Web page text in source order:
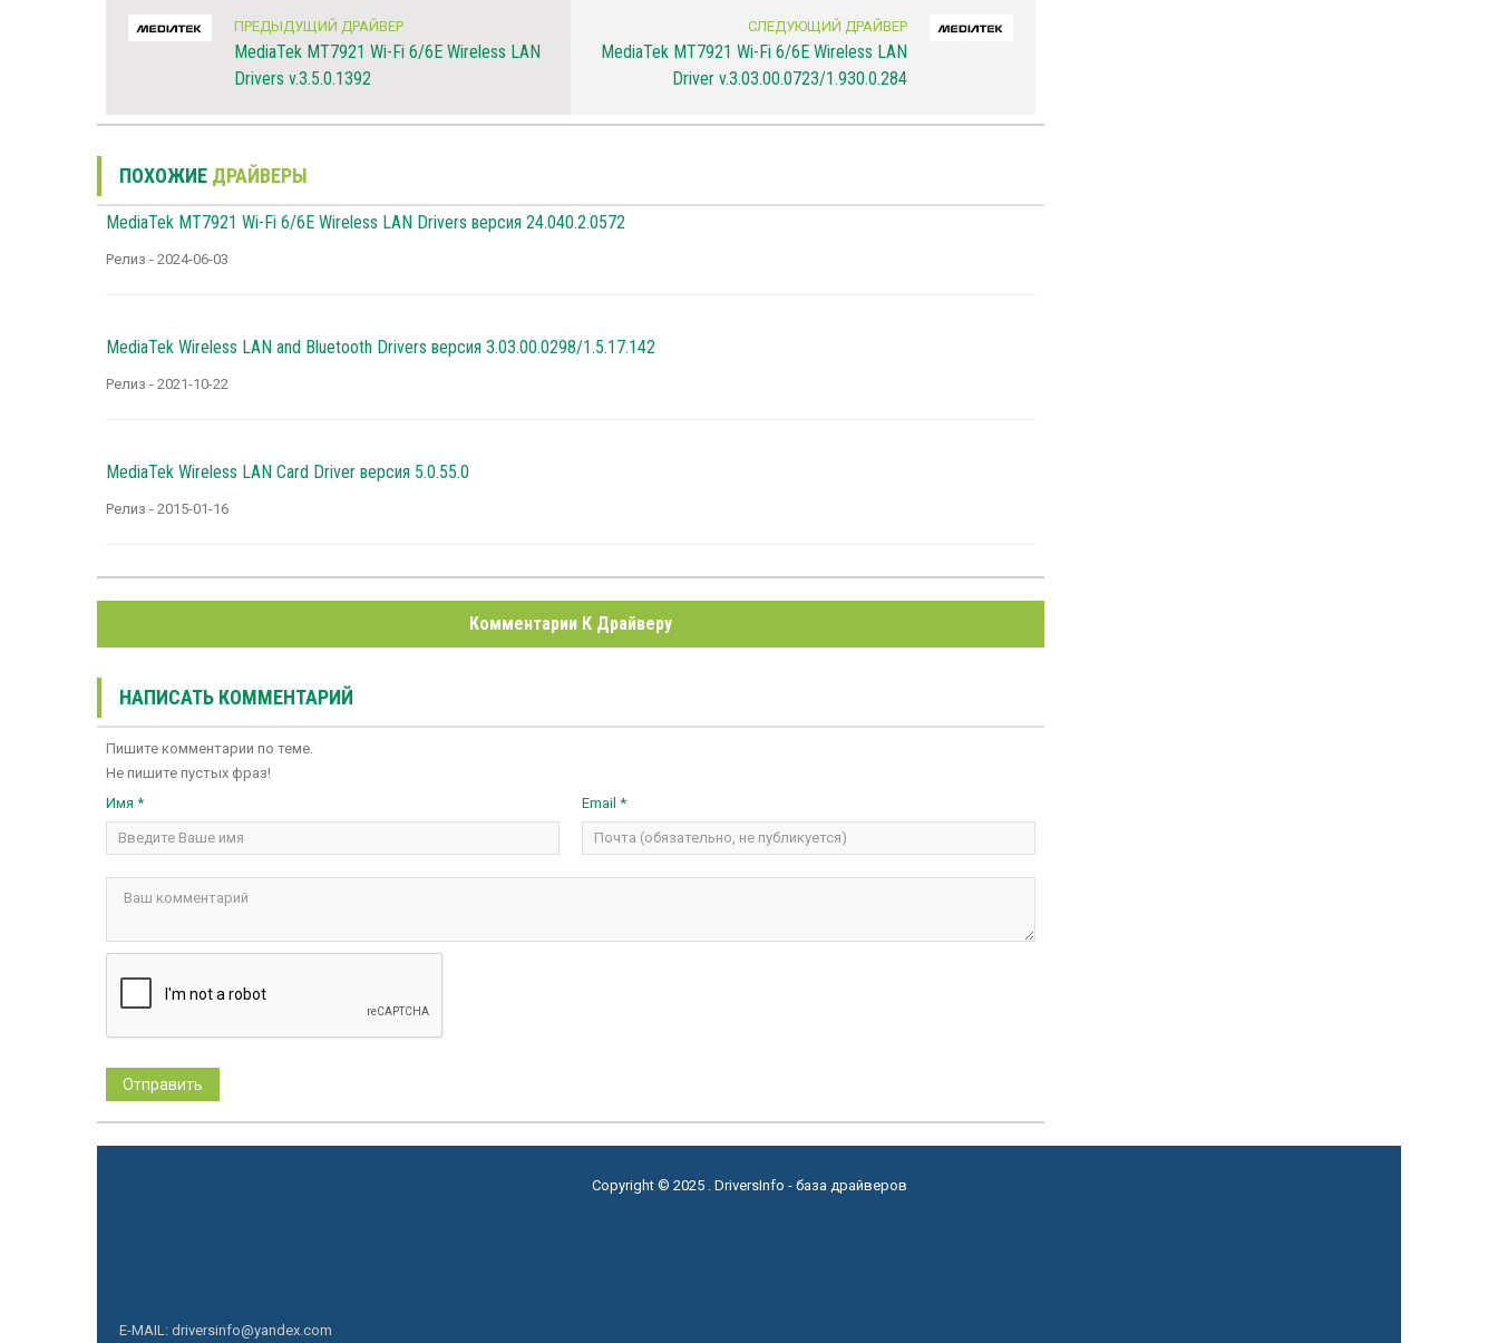
ПРЕДЫДУЩИЙ ДРАЙВЕР
MediaTek MT7921 Wi-Fi 6/6E Wireless LAN
Drivers v.3.5.0.1392
СЛЕДУЮЩИЙ ДРАЙВЕР
MediaTek MT7921 Wi-Fi 6/6E Wireless LAN
Driver v.3.03.00.0723/1.930.0.284
ПОХОЖИЕ ДРАЙВЕРЫ
MediaTek MT7921 Wi-Fi 6/6E Wireless LAN Drivers версия 24.040.2.0572
Релиз - 2024-06-03
MediaTek Wireless LAN and Bluetooth Drivers версия 3.03.00.0298/1.5.17.142
Релиз - 2021-10-22
MediaTek Wireless LAN Card Driver версия 5.0.55.0
Релиз - 2015-01-16
Комментарии К Драйверу
НАПИСАТЬ КОММЕНТАРИЙ
Пишите комментарии по теме.
Не пишите пустых фраз!
Имя *
Email *
Copyright © 2025 . DriversInfo - база драйверов
E-MAIL: driversinfo@yandex.com